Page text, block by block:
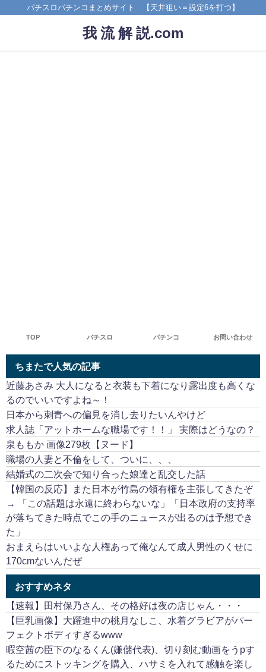
パチスロパチンコまとめサイト 【天井狙い＝設定6を打つ】
我 流 解 説.com
TOP パチスロ パチンコ お問い合わせ
ちまたで人気の記事
近藤あさみ 大人になると衣装も下着になり露出度も高くな
るのでいいですよね～！
日本から刺青への偏見を消し去りたいんやけど
求人誌「アットホームな職場です！！」 実際はどうなの？
泉ももか 画像279枚【ヌード】
職場の人妻と不倫をして、ついに、、、
結婚式の二次会で知り合った娘達と乱交した話
【韓国の反応】また日本が竹島の領有権を主張してきたぞ
→ 「この話題は永遠に終わらないな」「日本政府の支持率
が落ちてきた時点でこの手のニュースが出るのは予想でき
た」
おまえらはいいよな人権あって俺なんて成人男性のくせに
170cmないんだぜ
おすすめネタ
【速報】田村保乃さん、その格好は夜の店じゃん・・・
【巨乳画像】大躍進中の桃月なしこ、水着グラビアがパー
フェクトボディすぎるwww
暇空茜の臣下のなるくん(嫌儲代表)、切り刻む動画をうpす
るためにストッキングを購入、ハサミを入れて感触を楽し